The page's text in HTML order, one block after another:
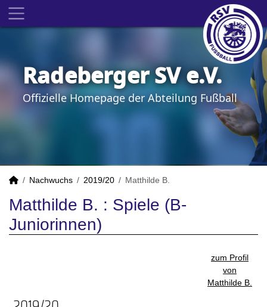
Radeberger SV e.V.
Offizielle Homepage der Abteilung Fußball
Nachwuchs 2019/20 Matthilde B.
Matthilde B. : Spiele (B-
Juniorinnen)
zum Profil
von
Matthilde B.